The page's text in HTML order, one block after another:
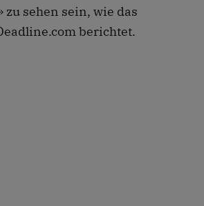
zu sehen sein, wie das
berichtet.